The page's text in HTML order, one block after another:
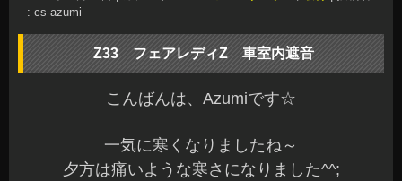
: cs-azumi
Z33 フェアレディZ 車室内遮音
こんばんは、Azumiです☆
一気に寒くなりましたね～
夕方は痛いような寒さになりました^^;